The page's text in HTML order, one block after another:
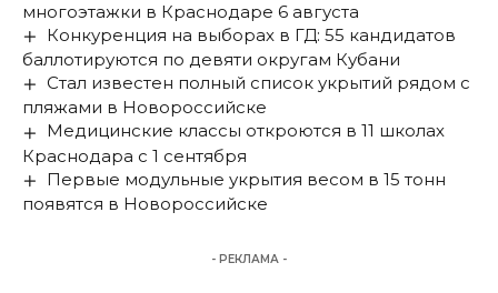
многоэтажки в Краснодаре 6 августа
Конкуренция на выборах в ГД: 55 кандидатов
баллотируются по девяти округам Кубани
Стал известен полный список укрытий рядом с
пляжами в Новороссийске
Медицинские классы откроются в 11 школах
Краснодара с 1 сентября
Первые модульные укрытия весом в 15 тонн
появятся в Новороссийске
- РЕКЛАМА -